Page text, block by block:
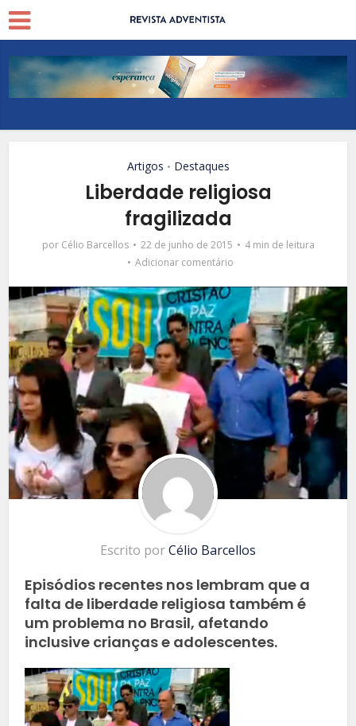
Artigos • Destaques
Liberdade religiosa
fragilizada
por Célio Barcellos 22 de junho de 2015
4 min de leitura
Adicionar comentário
Escrito porCélio Barcellos
Episódios recentes nos lembram que a
falta de liberdade religiosa também é
um problema no Brasil, afetando
inclusive crianças e adolescentes.